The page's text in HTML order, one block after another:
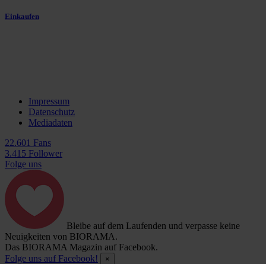
Einkaufen
Impressum
Datenschutz
Mediadaten
22.601 Fans
3.415 Follower
Folge uns
Bleibe auf dem Laufenden und verpasse keine
Neuigkeiten von BIORAMA.
Das BIORAMA Magazin auf Facebook.
Folge uns auf Facebook!
×